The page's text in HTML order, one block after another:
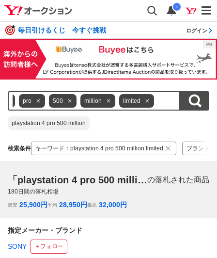
i
毎日引けるくじ 今すぐ挑戦 ログイン
pro 500 million limited
playstation 4 pro 500 million
検索条件 キーワード ： playstation 4 pro 500 million limited ブランド
「playstation 4 pro 500 million limited」の落札された商品
180日間の落札相場
最安 25,900円平均 28,950円最高 32,000円
指定メーカー・ブランド
SONY ＋フォロー